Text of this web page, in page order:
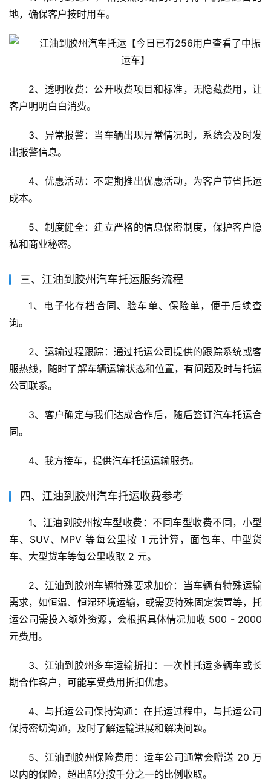
地，确保客户按时用车。
2、透明收费：公开收费项目和标准，无隐藏费用，让
客户明明白白消费。
3、异常报警：当车辆出现异常情况时，系统会及时发
出报警信息。
4、优惠活动：不定期推出优惠活动，为客户节省托运
成本。
5、制度健全：建立严格的信息保密制度，保护客户隐
私和商业秘密。
三、江油到胶州汽车托运服务流程
1、电子化存档合同、验车单、保险单，便于后续查
询。
2、运输过程跟踪：通过托运公司提供的跟踪系统或客
服热线，随时了解车辆运输状态和位置，有问题及时与托运
公司联系。
3、客户确定与我们达成合作后，随后签订汽车托运合
同。
4、我方接车，提供汽车托运运输服务。
四、江油到胶州汽车托运收费参考
1、江油到胶州按车型收费：不同车型收费不同，小型
车、SUV、MPV 等每公里按 1 元计算，面包车、中型货
车、大型货车等每公里收取 2 元。
2、江油到胶州车辆特殊要求加价：当车辆有特殊运输
需求，如恒温、恒湿环境运输，或需要特殊固定装置等，托
运公司需投入额外资源，会根据具体情况加收 500 - 2000
元费用。
3、江油到胶州多车运输折扣：一次性托运多辆车或长
期合作客户，可能享受费用折扣优惠。
4、与托运公司保持沟通：在托运过程中，与托运公司
保持密切沟通，及时了解运输进展和解决问题。
5、江油到胶州保险费用：运车公司通常会赠送 20 万
以内的保险，超出部分按千分之一的比例收取。